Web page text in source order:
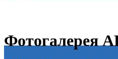
Фотогалерея